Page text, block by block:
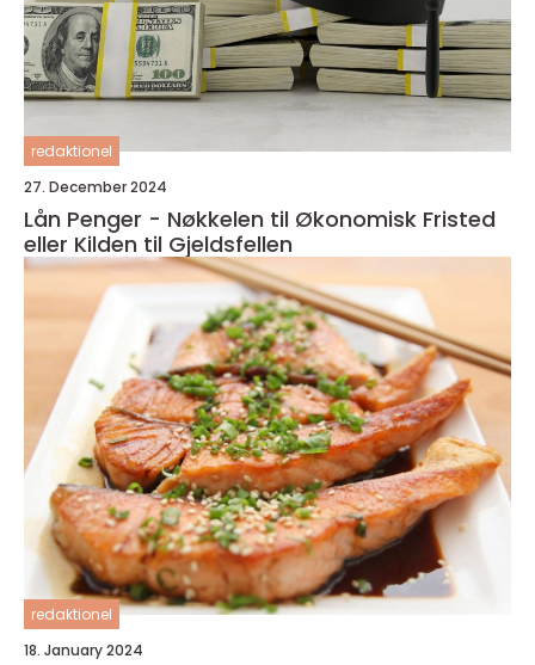
redaktionel
27. December 2024
Lån Penger - Nøkkelen til Økonomisk Fristed
eller Kilden til Gjeldsfellen
redaktionel
18. January 2024